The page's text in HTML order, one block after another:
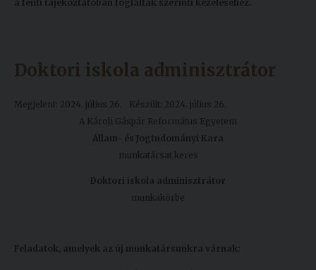
a fenti tájékoztatóban foglaltak szerinti kezeléséhez.
Doktori iskola adminisztrátor
Megjelent: 2024. július 26.
Készült: 2024. július 26.
A Károli Gáspár Református Egyetem
Állam- és Jogtudományi Kara
munkatársat keres
Doktori iskola adminisztrátor
munkakörbe
Feladatok, amelyek az új munkatársunkra várnak: